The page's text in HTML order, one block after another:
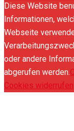
Diese Website
Informationen,
Webseite
oder andere
abgerufen werden.
Cookies widerrufen